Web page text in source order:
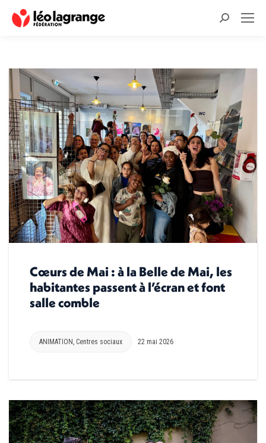
Recherche
Cœurs de Mai : à la Belle de Mai, les
habitantes passent à l’écran et font
salle comble
ANIMATION, Centres sociaux 22 mai 2026